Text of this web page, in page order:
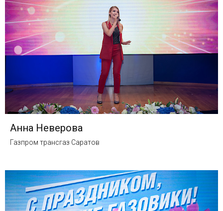
Анна Неверова
Газпром трансгаз Саратов